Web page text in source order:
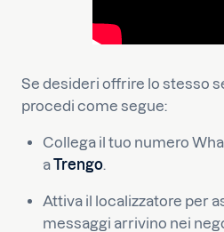
Se desideri offrire lo stesso
procedi come segue:
Collega il tuo numero
aTrengo.
Attiva il localizzatore per
messaggi arrivino nei